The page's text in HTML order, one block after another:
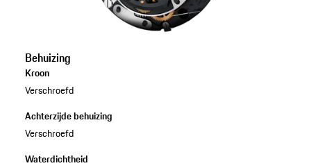
Behuizing
Kroon
Verschroefd
Achterzijde behuizing
Verschroefd
Waterdichtheid